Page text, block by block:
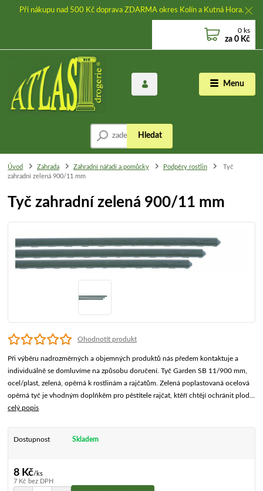
Při nákupu nad 500 Kč doprava ZDARMA okres Kolín a Kutná Hora.
Menu
Hledat
0 ks
za 0 Kč
Úvod Zahrada Zahradní nářadí a pomůcky Podpěry rostlin
Tyč
zahradní zelená 900/11 mm
Tyč zahradní zelená 900/11 mm
Ohodnotit produkt
Při výběru nadrozměrných a objemných produktů nás předem kontaktuje a
individuálně se domluvíme na způsobu doručení. Tyč Garden SB 11/900 mm,
ocel/plast, zelená, opěrná k rostlinám a rajčatům. Zelená poplastovaná ocelová
opěrná tyč je vhodným doplňkěm pro pěstitele rajčat, ktěří chtějí ochránit plod...
celý popis
Dostupnost Skladem
8 Kč/ks
7 Kč bez DPH